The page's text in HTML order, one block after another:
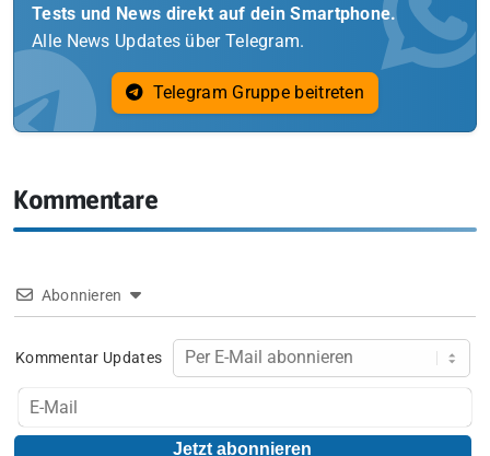
Tests und News direkt auf dein Smartphone.
Alle News Updates über Telegram.
Telegram Gruppe beitreten
Kommentare
Abonnieren
Kommentar Updates